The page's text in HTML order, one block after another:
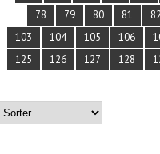
78
79 80 81 82
103
104 105 106
125
126 127 128